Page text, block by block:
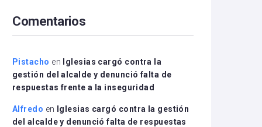
disminuir
el
Comentarios
Pistacho en
Iglesias cargó contra la
gestión del alcalde y denunció falta de
respuestas frente a la inseguridad
Alfredo en
Iglesias cargó contra la gestión
del alcalde y denunció falta de respuestas